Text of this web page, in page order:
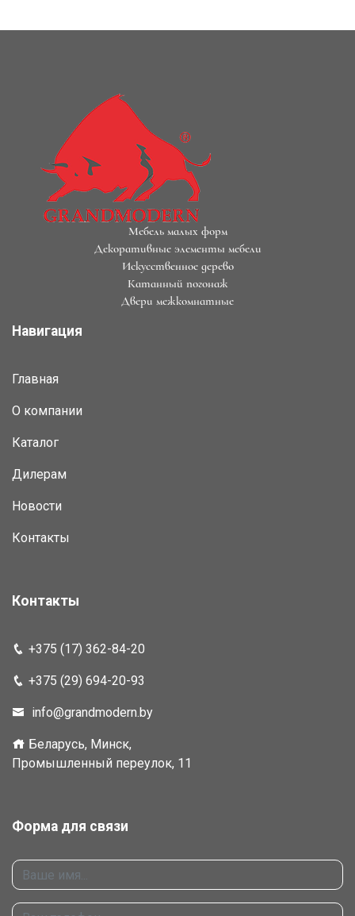
Мебель малых форм
Декоративные элементы мебели
Искусственное дерево
Катанный погонаж
Двери межкомнатные
Навигация
Главная
О компании
Каталог
Дилерам
Новости
Контакты
Контакты
+375 (17) 362-84-20
+375 (29) 694-20-93
info@grandmodern.by
Беларусь, Минск,
Промышленный переулок, 11
Форма для связи